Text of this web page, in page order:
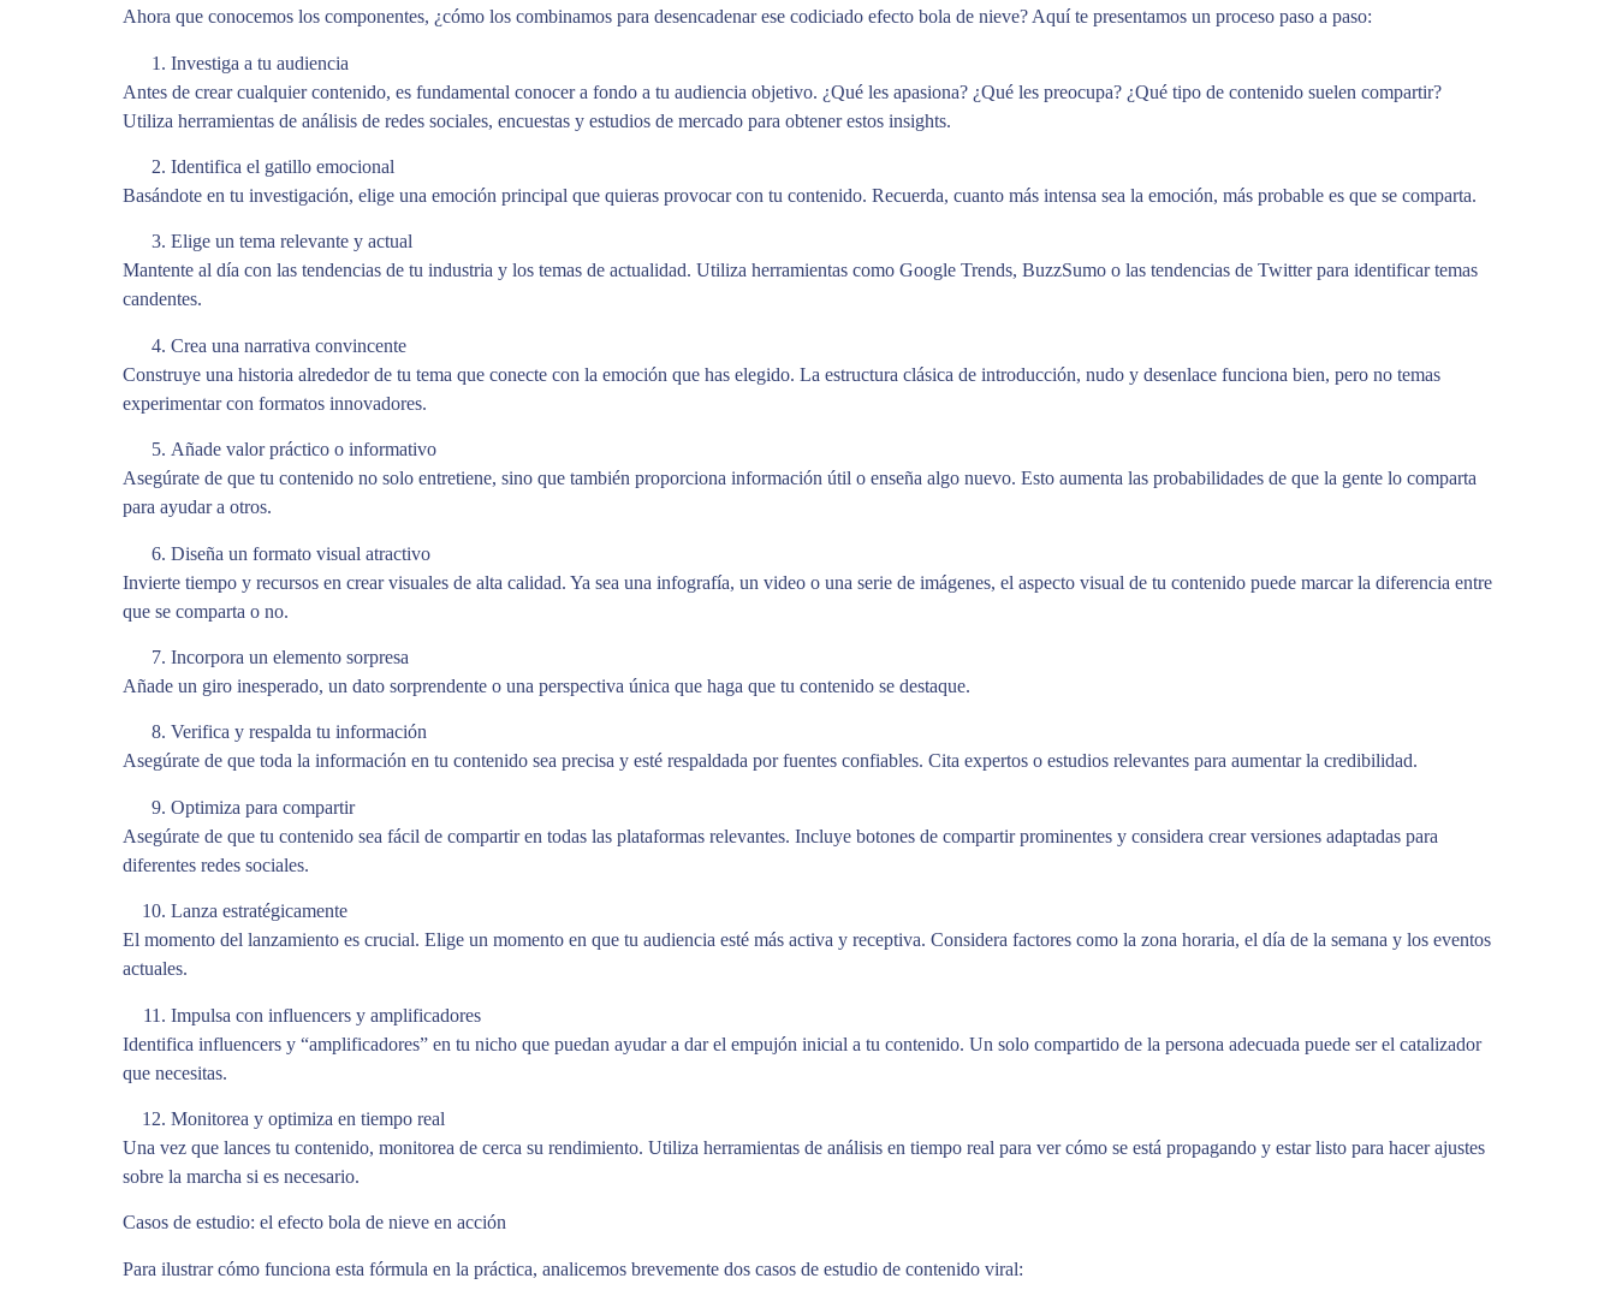
Ahora que conocemos los componentes, ¿cómo los combinamos para desencadenar ese codiciado efecto bola de nieve? Aquí te presentamos un proceso paso a paso:
Investiga a tu audiencia
Antes de crear cualquier contenido, es fundamental conocer a fondo a tu audiencia objetivo. ¿Qué les apasiona? ¿Qué les preocupa? ¿Qué tipo de contenido suelen compartir?
Utiliza herramientas de análisis de redes sociales, encuestas y estudios de mercado para obtener estos insights.
Identifica el gatillo emocional
Basándote en tu investigación, elige una emoción principal que quieras provocar con tu contenido. Recuerda, cuanto más intensa sea la emoción, más probable es que se comparta.
Elige un tema relevante y actual
Mantente al día con las tendencias de tu industria y los temas de actualidad. Utiliza herramientas como Google Trends, BuzzSumo o las tendencias de Twitter para identificar temas
candentes.
Crea una narrativa convincente
Construye una historia alrededor de tu tema que conecte con la emoción que has elegido. La estructura clásica de introducción, nudo y desenlace funciona bien, pero no temas
experimentar con formatos innovadores.
Añade valor práctico o informativo
Asegúrate de que tu contenido no solo entretiene, sino que también proporciona información útil o enseña algo nuevo. Esto aumenta las probabilidades de que la gente lo comparta
para ayudar a otros.
Diseña un formato visual atractivo
Invierte tiempo y recursos en crear visuales de alta calidad. Ya sea una infografía, un video o una serie de imágenes, el aspecto visual de tu contenido puede marcar la diferencia entre
que se comparta o no.
Incorpora un elemento sorpresa
Añade un giro inesperado, un dato sorprendente o una perspectiva única que haga que tu contenido se destaque.
Verifica y respalda tu información
Asegúrate de que toda la información en tu contenido sea precisa y esté respaldada por fuentes confiables. Cita expertos o estudios relevantes para aumentar la credibilidad.
Optimiza para compartir
Asegúrate de que tu contenido sea fácil de compartir en todas las plataformas relevantes. Incluye botones de compartir prominentes y considera crear versiones adaptadas para
diferentes redes sociales.
Lanza estratégicamente
El momento del lanzamiento es crucial. Elige un momento en que tu audiencia esté más activa y receptiva. Considera factores como la zona horaria, el día de la semana y los eventos
actuales.
Impulsa con influencers y amplificadores
Identifica influencers y “amplificadores” en tu nicho que puedan ayudar a dar el empujón inicial a tu contenido. Un solo compartido de la persona adecuada puede ser el catalizador
que necesitas.
Monitorea y optimiza en tiempo real
Una vez que lances tu contenido, monitorea de cerca su rendimiento. Utiliza herramientas de análisis en tiempo real para ver cómo se está propagando y estar listo para hacer ajustes
sobre la marcha si es necesario.
Casos de estudio: el efecto bola de nieve en acción
Para ilustrar cómo funciona esta fórmula en la práctica, analicemos brevemente dos casos de estudio de contenido viral: